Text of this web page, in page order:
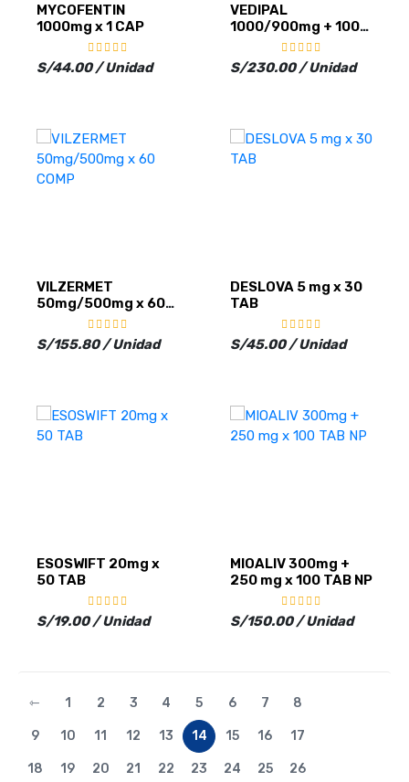
MYCOFENTIN
1000mg x 1 CAP
S/44.00 / Unidad
VEDIPAL
1000/900mg + 100
mg x 30 TAB
S/230.00 / Unidad
VILZERMET
50mg/500mg x 60
S/155.80 / Unidad
DESLOVA 5 mg x 30
TAB
S/45.00 / Unidad
ESOSWIFT 20mg x
50 TAB
S/19.00 / Unidad
MIOALIV 300mg +
250 mg x 100 TAB NP
S/150.00 / Unidad
⇽ 1 2 3 4 5 6 7 8
9 10 11 12 13 14 15 16 17
18 19 20 21 22 23 24 25
26